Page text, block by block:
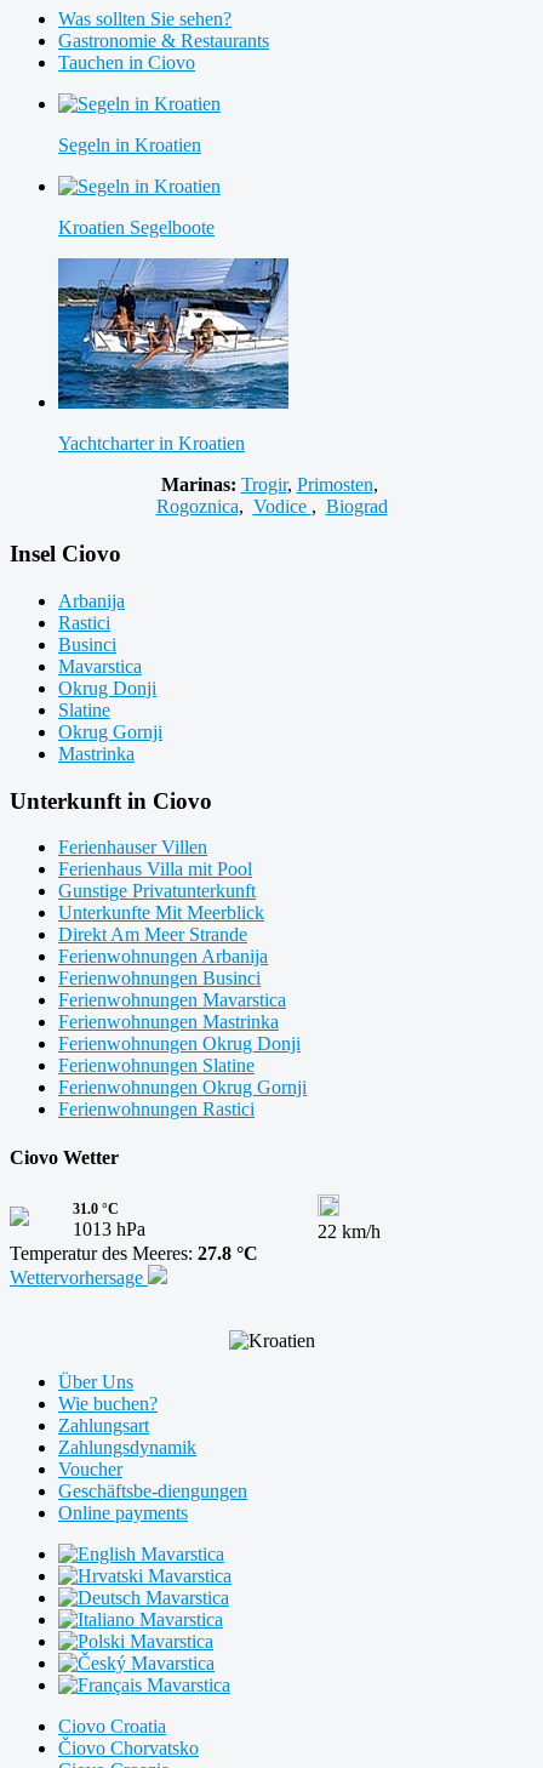
Was sollten Sie sehen?
Gastronomie & Restaurants
Tauchen in Ciovo
Segeln in Kroatien
Kroatien Segelboote
Yachtcharter in Kroatien
Marinas: Trogir, Primosten,
Rogoznica, Vodice , Biograd
Insel Ciovo
Arbanija
Rastici
Businci
Mavarstica
Okrug Donji
Slatine
Okrug Gornji
Mastrinka
Unterkunft in Ciovo
Ferienhauser Villen
Ferienhaus Villa mit Pool
Gunstige Privatunterkunft
Unterkunfte Mit Meerblick
Direkt Am Meer Strande
Ferienwohnungen Arbanija
Ferienwohnungen Businci
Ferienwohnungen Mavarstica
Ferienwohnungen Mastrinka
Ferienwohnungen Okrug Donji
Ferienwohnungen Slatine
Ferienwohnungen Okrug Gornji
Ferienwohnungen Rastici
Ciovo Wetter
31.0 °C
1013 hPa
22 km/h
Temperatur des Meeres: 27.8 °C
Wettervorhersage
Über Uns
Wie buchen?
Zahlungsart
Zahlungsdynamik
Voucher
Geschäftsbe-diengungen
Online payments
Mavarstica
Mavarstica
Mavarstica
Mavarstica
Mavarstica
Mavarstica
Mavarstica
Ciovo Croatia
Čiovo Chorvatsko